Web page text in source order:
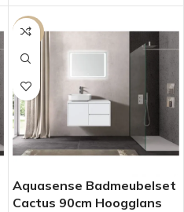
SALE
Aquasense Badmeubelset
Cactus 90cm Hoogglans